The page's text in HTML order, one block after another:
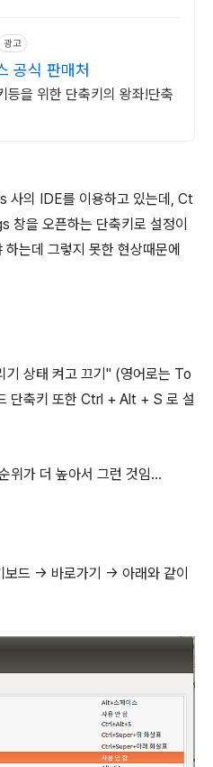
광고
공식 판매처
등을 위한 단축키의 왕좌!단축
사의 IDE를 이용하고 있는데, Ct
을 오픈하는 단축키로 설정이
는데 그렇지 못한 현상때문에
기 상태 켜고 끄기" (영어로는 To
축키 또한 Ctrl + Alt + S 로 설
위가 더 높아서 그런 것임...
드 -> 바로가기 -> 아래와 같이